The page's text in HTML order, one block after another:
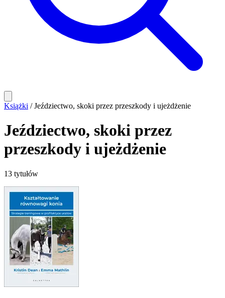
Książki / Jeździectwo, skoki przez przeszkody i ujeżdżenie
Jeździectwo, skoki przez
przeszkody i ujeżdżenie
13 tytułów